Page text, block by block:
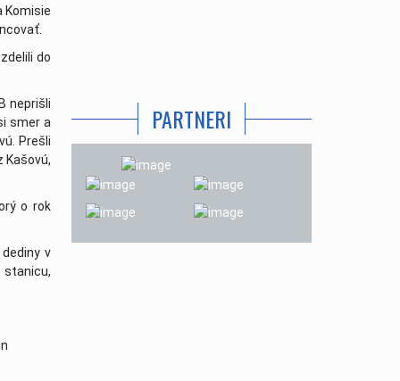
2019
Komisie
do
neprišli
smer a
Prešli
Kašovú,
o rok
v
PARTNERI